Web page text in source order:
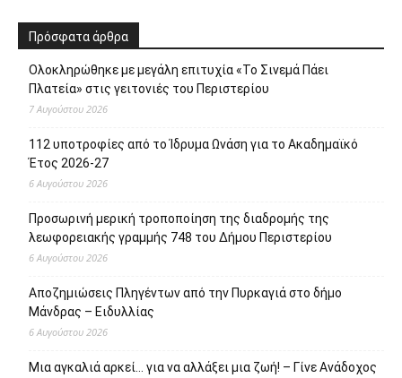
Πρόσφατα άρθρα
Ολοκληρώθηκε με μεγάλη επιτυχία «Το Σινεμά Πάει
Πλατεία» στις γειτονιές του Περιστερίου
7 Αυγούστου 2026
112 υποτροφίες από το Ίδρυμα Ωνάση για το Ακαδημαϊκό
Έτος 2026-27
6 Αυγούστου 2026
Προσωρινή μερική τροποποίηση της διαδρομής της
λεωφορειακής γραμμής 748 του Δήμου Περιστερίου
6 Αυγούστου 2026
Αποζημιώσεις Πληγέντων από την Πυρκαγιά στο δήμο
Μάνδρας – Ειδυλλίας
6 Αυγούστου 2026
Μια αγκαλιά αρκεί… για να αλλάξει μια ζωή! – Γίνε Ανάδοχος